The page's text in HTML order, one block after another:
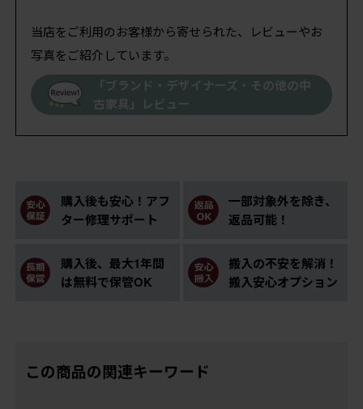
当店をご利用のお客様から寄せられた、レビューやお
写真をご紹介しています。
「ブランド・デザイナーズ・その他の中
古家具」レビュー
購入後も安心！アフ
ター修理サポート
一部対象外を除き、
返品可能！
購入後、最大1年間
は無料で保管OK
搬入の不安を解消！
搬入安心オプション
この商品の関連キーワード